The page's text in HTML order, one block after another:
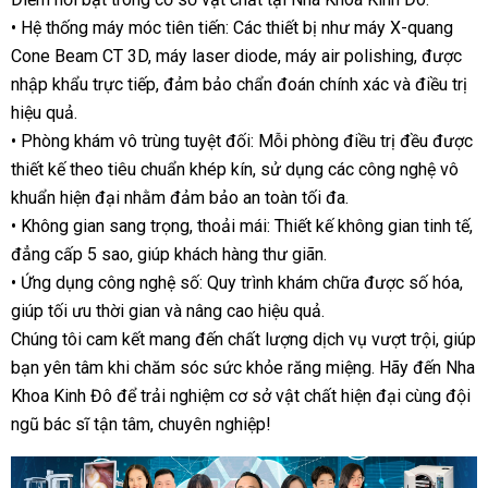
• Hệ thống máy móc tiên tiến: Các thiết bị như máy X-quang
Cone Beam CT 3D, máy laser diode, máy air polishing, được
nhập khẩu trực tiếp, đảm bảo chẩn đoán chính xác và điều trị
hiệu quả.
• Phòng khám vô trùng tuyệt đối: Mỗi phòng điều trị đều được
thiết kế theo tiêu chuẩn khép kín, sử dụng các công nghệ vô
khuẩn hiện đại nhằm đảm bảo an toàn tối đa.
• Không gian sang trọng, thoải mái: Thiết kế không gian tinh tế,
đẳng cấp 5 sao, giúp khách hàng thư giãn.
• Ứng dụng công nghệ số: Quy trình khám chữa được số hóa,
giúp tối ưu thời gian và nâng cao hiệu quả.
Chúng tôi cam kết mang đến chất lượng dịch vụ vượt trội, giúp
bạn yên tâm khi chăm sóc sức khỏe răng miệng. Hãy đến Nha
Khoa Kinh Đô để trải nghiệm cơ sở vật chất hiện đại cùng đội
ngũ bác sĩ tận tâm, chuyên nghiệp!